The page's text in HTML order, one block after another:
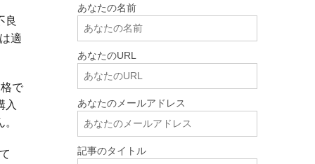
良
適
で
入
あなたの名前
あなたのURL
あなたのメールアドレス
記事のタイトル